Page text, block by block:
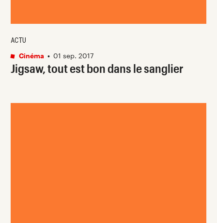
Jigsaw, tout est bon dans le sanglier
ACTU
Cinéma • 01 sep. 2017